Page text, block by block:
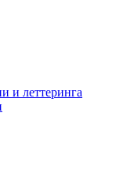
и леттеринга